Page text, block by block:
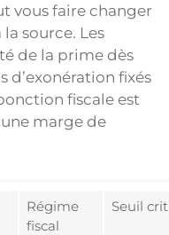
vous faire changer
source. Les
de la prime dès
d’exonération fixés
fiscale est
marge de
Régime
fiscal
Seuil